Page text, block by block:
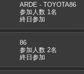
ARDE - TOYOTA86
参加人数 1名
終日参加
86
参加人数 2名
終日参加